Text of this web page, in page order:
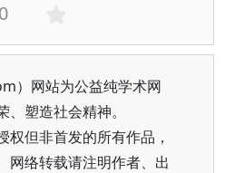
0
）网站为公益纯学术网
塑造社会精神。
权但非首发的所有作品，
网络转载请注明作者、出